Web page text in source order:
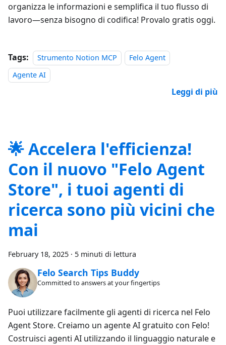
organizza le informazioni e semplifica il tuo flusso di
lavoro—senza bisogno di codifica! Provalo gratis oggi.
Tags: Strumento Notion MCP
Felo Agent
Agente AI
Leggi di più
🌟 Accelera l'efficienza!
Con il nuovo "Felo Agent
Store", i tuoi agenti di
ricerca sono più vicini che
mai
February 18, 2025 · 5 minuti di lettura
Felo Search Tips Buddy
Committed to answers at your fingertips
Puoi utilizzare facilmente gli agenti di ricerca nel Felo
Agent Store. Creiamo un agente AI gratuito con Felo!
Costruisci agenti AI utilizzando il linguaggio naturale e